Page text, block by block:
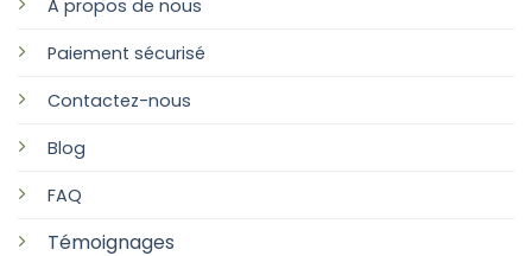
A propos de nous
Paiement sécurisé
Contactez-nous
Blog
FAQ
Témoignages